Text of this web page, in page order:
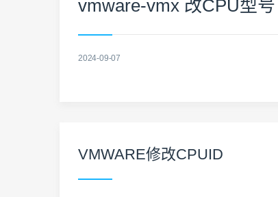
vmware-vmx 改CPU型号
2024-09-07
VMWARE修改CPUID